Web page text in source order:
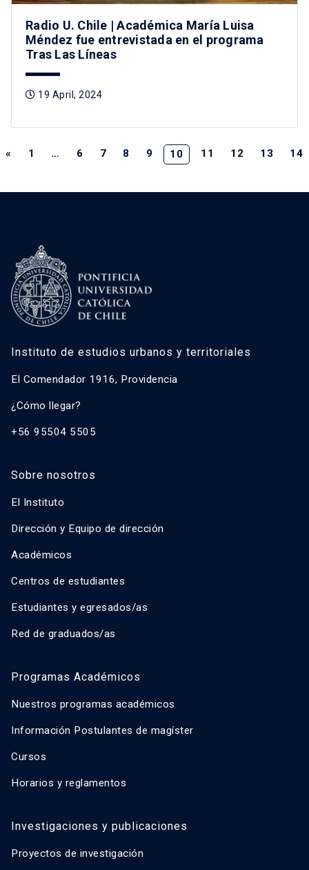
Radio U. Chile | Académica María Luisa
Méndez fue entrevistada en el programa
Tras Las Líneas
19 April, 2024
« 1 … 6 7 8 9 10 11 12 13 14
Instituto de estudios urbanos y territoriales
El Comendador 1916, Providencia
¿Cómo llegar?
+56 95504 5505
Sobre nosotros
El Instituto
Dirección y Equipo de dirección
Académicos
Centros de estudiantes
Estudiantes y egresados/as
Red de graduados/as
Programas Académicos
Nuestros programas académicos
Información Postulantes de magíster
Cursos
Horarios y reglamentos
Investigaciones y publicaciones
Proyectos de investigación